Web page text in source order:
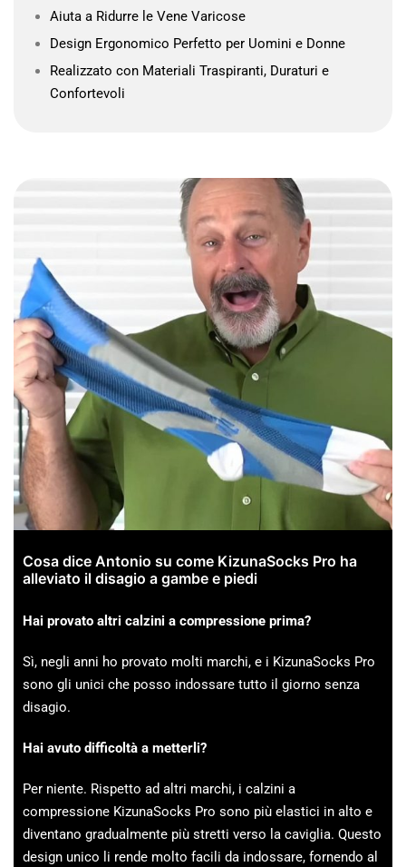
Aiuta a Ridurre le Vene Varicose
Design Ergonomico Perfetto per Uomini e Donne
Realizzato con Materiali Traspiranti, Duraturi e
Confortevoli
Cosa dice Antonio su come KizunaSocks Pro ha
alleviato il disagio a gambe e piedi
Hai provato altri calzini a compressione prima?
Sì, negli anni ho provato molti marchi, e i KizunaSocks Pro
sono gli unici che posso indossare tutto il giorno senza
disagio.
Hai avuto difficoltà a metterli?
Per niente. Rispetto ad altri marchi, i calzini a
compressione KizunaSocks Pro sono più elastici in alto e
diventano gradualmente più stretti verso la caviglia. Questo
design unico li rende molto facili da indossare, fornendo al